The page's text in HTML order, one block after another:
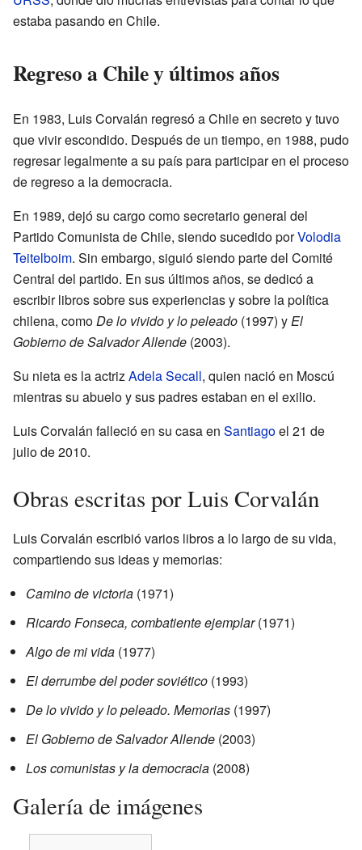
estaba pasando en Chile.
Regreso a Chile y últimos años
En 1983, Luis Corvalán regresó a Chile en secreto y tuvo
que vivir escondido. Después de un tiempo, en 1988, pudo
regresar legalmente a su país para participar en el proceso
de regreso a la democracia.
En 1989, dejó su cargo como secretario general del
Partido Comunista de Chile, siendo sucedido porVolodia
Teitelboim. Sin embargo, siguió siendo parte del Comité
Central del partido. En sus últimos años, se dedicó a
escribir libros sobre sus experiencias y sobre la política
chilena, comoDe lo vivido y lo peleado (1997) yEl
Gobierno de Salvador Allende (2003).
Su nieta es la actrizAdela Secall, quien nació en Moscú
mientras su abuelo y sus padres estaban en el exilio.
Luis Corvalán falleció en su casa en Santiagoel 21 de
julio de 2010.
Obras escritas por Luis Corvalán
Luis Corvalán escribió varios libros a lo largo de su vida,
compartiendo sus ideas y memorias:
Camino de victoria (1971)
Ricardo Fonseca, combatiente ejemplar(1971)
Algo de mi vida (1977)
El derrumbe del poder soviético (1993)
De lo vivido y lo peleado. Memorias (1997)
El Gobierno de Salvador Allende (2003)
Los comunistas y la democracia (2008)
Galería de imágenes